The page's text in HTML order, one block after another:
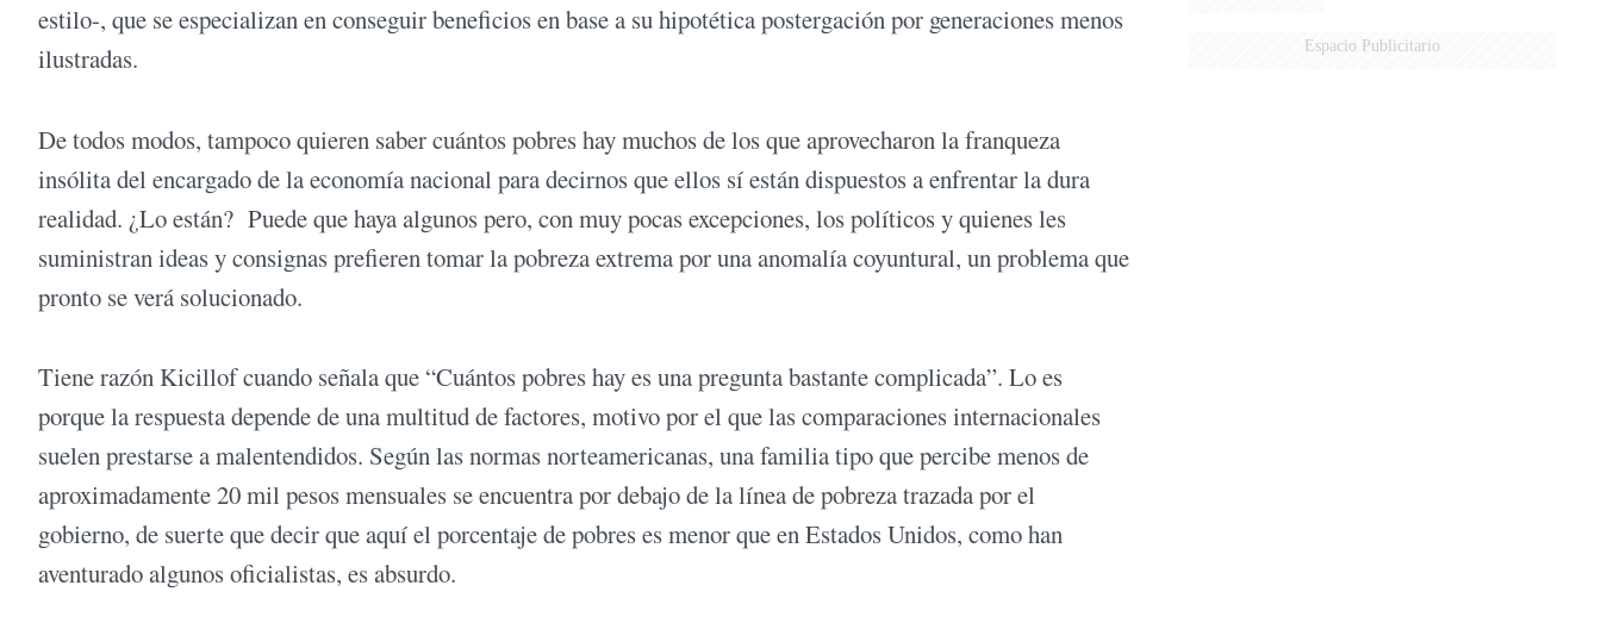
estilo-, que se especializan en conseguir beneficios en base a su hipotética postergación por generaciones menos
ilustradas.
De todos modos, tampoco quieren saber cuántos pobres hay muchos de los que aprovecharon la franqueza
insólita del encargado de la economía nacional para decirnos que ellos sí están dispuestos a enfrentar la dura
realidad. ¿Lo están? Puede que haya algunos pero, con muy pocas excepciones, los políticos y quienes les
suministran ideas y consignas prefieren tomar la pobreza extrema por una anomalía coyuntural, un problema que
pronto se verá solucionado.
Tiene razón Kicillof cuando señala que “Cuántos pobres hay es una pregunta bastante complicada”. Lo es
porque la respuesta depende de una multitud de factores, motivo por el que las comparaciones internacionales
suelen prestarse a malentendidos. Según las normas norteamericanas, una familia tipo que percibe menos de
aproximadamente 20 mil pesos mensuales se encuentra por debajo de la línea de pobreza trazada por el
gobierno, de suerte que decir que aquí el porcentaje de pobres es menor que en Estados Unidos, como han
aventurado algunos oficialistas, es absurdo.
Espacio Publicitario